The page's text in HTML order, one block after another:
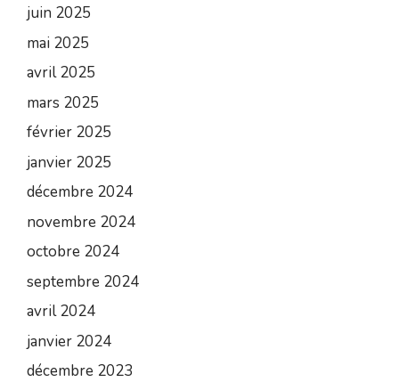
juin 2025
mai 2025
avril 2025
mars 2025
février 2025
janvier 2025
décembre 2024
novembre 2024
octobre 2024
septembre 2024
avril 2024
janvier 2024
décembre 2023